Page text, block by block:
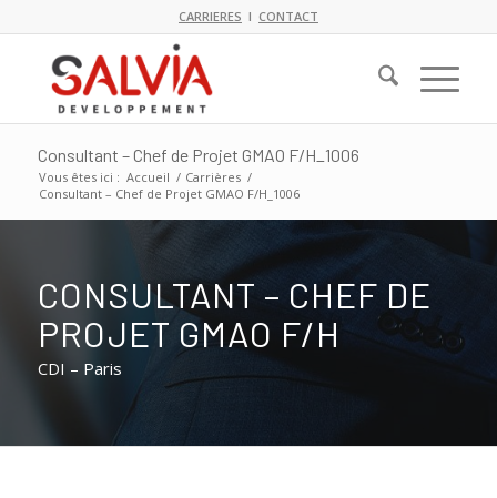
CARRIERES I CONTACT
Consultant – Chef de Projet GMAO F/H_1006
Vous êtes ici : Accueil / Carrières /
Consultant – Chef de Projet GMAO F/H_1006
CONSULTANT – CHEF DE
PROJET GMAO F/H
CDI – Paris